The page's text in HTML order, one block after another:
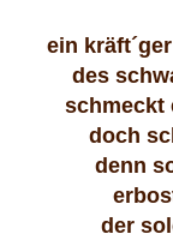
ein
des
schmeckt
doch
denn
der